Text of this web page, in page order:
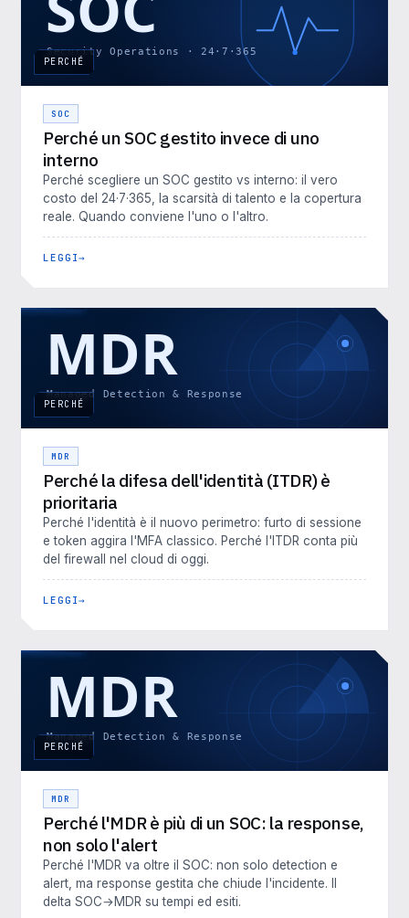
PERCHÉ
SOC
Perché un SOC gestito invece di uno
interno
Perché scegliere un SOC gestito vs interno: il vero
costo del 24·7·365, la scarsità di talento e la copertura
reale. Quando conviene l'uno o l'altro.
LEGGI
PERCHÉ
MDR
Perché la difesa dell'identità (ITDR) è
prioritaria
Perché l'identità è il nuovo perimetro: furto di sessione
e token aggira l'MFA classico. Perché l'ITDR conta più
del firewall nel cloud di oggi.
LEGGI
PERCHÉ
MDR
Perché l'MDR è più di un SOC: la response,
non solo l'alert
Perché l'MDR va oltre il SOC: non solo detection e
alert, ma response gestita che chiude l'incidente. Il
delta SOC→MDR su tempi ed esiti.